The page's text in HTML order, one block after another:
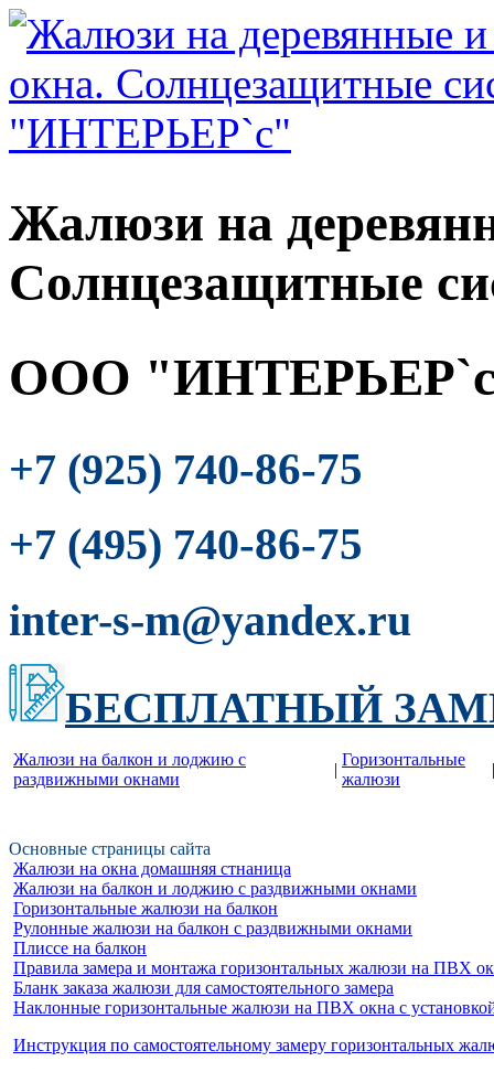
Жалюзи на
Солнцезащитные
ООО
+7 (925) 740-86-75
+7 (495) 740-86-75
inter-s-m@yandex.ru
БЕСПЛАТНЫЙ
Жалюзи на балкон и лоджию c
раздвижными окнами
|
Горизонтальные
жалюзи
|
Основные страницы сайта
Жалюзи на окна домашняя стнаница
Жалюзи на балкон и лоджию c раздвижными окнами
Горизонтальные жалюзи на балкон
Рулонные жалюзи на балкон с раздвижными окнами
Плиссе на балкон
Правила замера и монтажа горизонтальных жалюзи на ПВХ
Бланк заказа жалюзи для самостоятельного замера
Наклонные горизонтальные жалюзи на ПВХ окна с
Инструкция по самостоятельному замеру горизонтальных